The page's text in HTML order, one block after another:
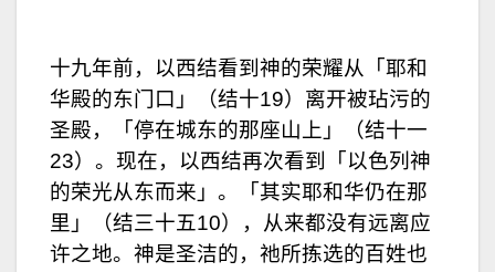
十九年前，以西结看到神的荣耀从「耶和
华殿的东门口」（结十19）离开被玷污的
圣殿，「停在城东的那座山上」（结十一
23）。现在，以西结再次看到「以色列神
的荣光从东而来」。「其实耶和华仍在那
里」（结三十五10），从来都没有远离应
许之地。神是圣洁的，祂所拣选的百姓也